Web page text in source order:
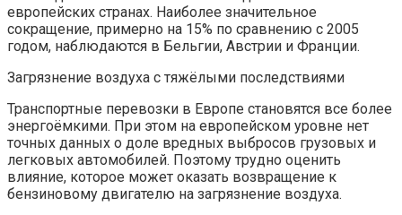
европейских странах. Наиболее значительное
сокращение, примерно на 15% по сравнению с 2005
годом, наблюдаются в Бельгии, Австрии и Франции.
Загрязнение воздуха с тяжёлыми последствиями
Транспортные перевозки в Европе становятся все более
энергоёмкими. При этом на европейском уровне нет
точных данных о доле вредных выбросов грузовых и
легковых автомобилей. Поэтому трудно оценить
влияние, которое может оказать возвращение к
бензиновому двигателю на загрязнение воздуха.